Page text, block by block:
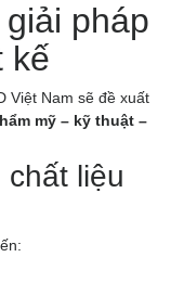
pháp
kế
Việt Nam sẽ đề xuất
mỹ – kỹ thuật –
liệu